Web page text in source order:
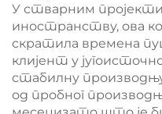
У стварним
иностранству, ова
скратила времена
клијент у
стабилну
од пробног